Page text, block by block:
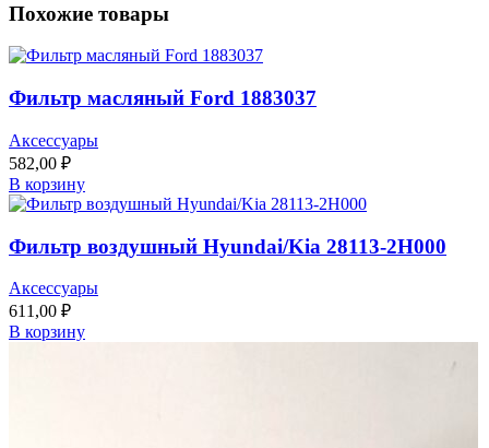
Похожие товары
Фильтр масляный Ford 1883037
Аксессуары
582,00 ₽
В корзину
Фильтр воздушный Hyundai/Kia 28113-2H000
Аксессуары
611,00 ₽
В корзину